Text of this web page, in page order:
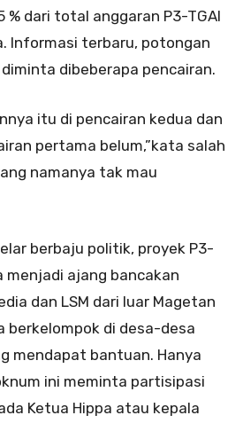
% dari total anggaran P3-TGAI
Informasi terbaru, potongan
dibeberapa pencairan.
itu di pencairan kedua dan
pertama belum,”kata salah
namanya tak mau
berbaju politik, proyek P3-
menjadi ajang bancakan
dan LSM dari luar Magetan
berkelompok di desa-desa
mendapat bantuan. Hanya
ini meminta partisipasi
Ketua Hippa atau kepala